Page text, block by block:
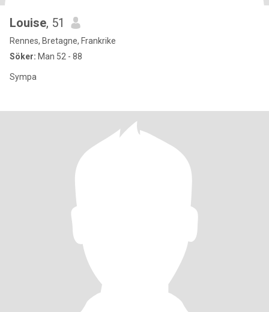
Louise, 51
Rennes, Bretagne, Frankrike
Söker: Man 52 - 88
Sympa